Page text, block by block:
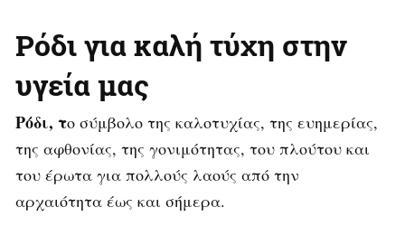
Ρόδι για καλή τύχη στην
υγεία μας
Ρόδι, το σύμβολο της καλοτυχίας, της ευημερίας,
της αφθονίας, της γονιμότητας, του πλούτου και
του έρωτα για πολλούς λαούς από την
αρχαιότητα έως και σήμερα.